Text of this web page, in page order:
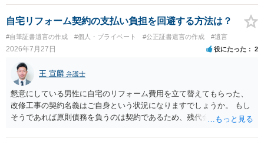
自宅リフォーム契約の支払い負担を回避する方法は？
#自筆証書遺言の作成 #個人・プライベート #公正証書遺言の作成 #遺言
2026年7月27日 役にたった 2
王 宣麟 弁護士
懇意にしている男性に自宅のリフォーム費用を立て替えてもらった、
改修工事の契約名義はご自身という状況になりますでしょうか。 もし
そうであれば原則債務を負うのは契約であるため、残代金を捻出して
ます。 入籍した場合でも、原則契約者が単独で全ての債務を負うこと